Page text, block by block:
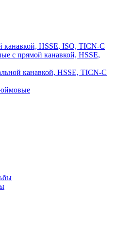
HSSE, ISO, TICN-C
с прямой канавкой, HSSE,
канавкой, HSSE, TICN-C